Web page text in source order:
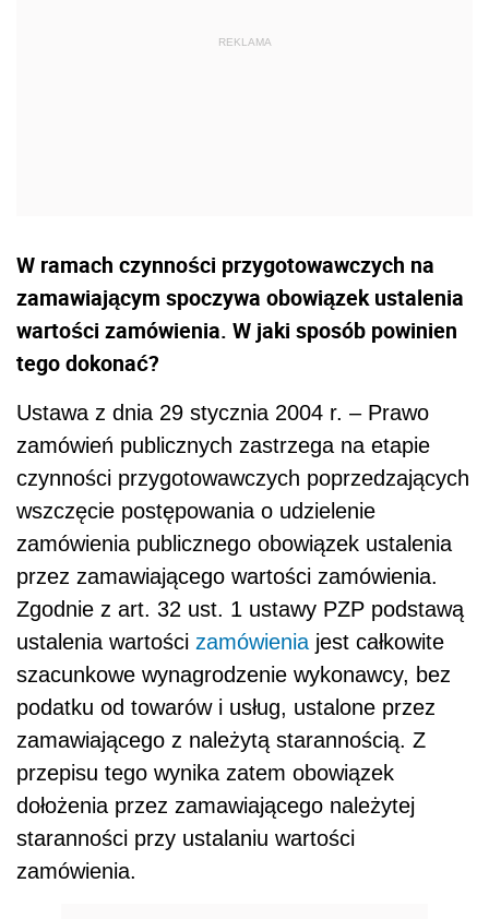
W ramach czynności przygotowawczych na
zamawiającym spoczywa obowiązek ustalenia
wartości zamówienia. W jaki sposób powinien
tego dokonać?
Ustawa z dnia 29 stycznia 2004 r. – Prawo
zamówień publicznych zastrzega na etapie
czynności przygotowawczych poprzedzających
wszczęcie postępowania o udzielenie
zamówienia publicznego obowiązek ustalenia
przez zamawiającego wartości zamówienia.
Zgodnie z art. 32 ust. 1 ustawy PZP podstawą
ustalenia wartości zamówienia jest całkowite
szacunkowe wynagrodzenie wykonawcy, bez
podatku od towarów i usług, ustalone przez
zamawiającego z należytą starannością. Z
przepisu tego wynika zatem obowiązek
dołożenia przez zamawiającego należytej
staranności przy ustalaniu wartości
zamówienia.